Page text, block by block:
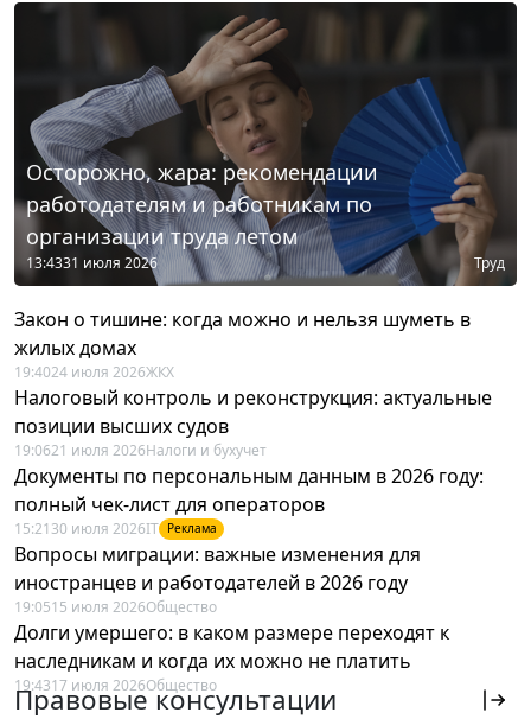
Осторожно, жара: рекомендации
работодателям и работникам по
организации труда летом
13:4331 июля 2026 Труд
Закон о тишине: когда можно и нельзя шуметь в
жилых домах
19:4024 июля 2026ЖКХ
Налоговый контроль и реконструкция: актуальные
позиции высших судов
19:0621 июля 2026Налоги и бухучет
Документы по персональным данным в 2026 году:
полный чек-лист для операторов
15:21 30 июля 2026IT Реклама
Вопросы миграции: важные изменения для
иностранцев и работодателей в 2026 году
19:0515 июля 2026Общество
Долги умершего: в каком размере переходят к
наследникам и когда их можно не платить
19:4317 июля 2026Общество
Правовые консультации